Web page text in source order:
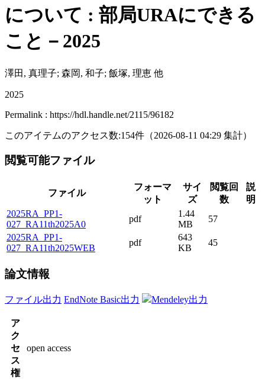
について : 部局URAにできる
こと－2025
澤田, 真理子; 森岡, 和子; 飯塚, 理恵 他
2025
Permalink : https://hdl.handle.net/2115/96182
このアイテムのアクセス数:154件 （2026-08-11 04:29 集計）
閲覧可能ファイル
ファイル
フォーマ
ット
サイ
ズ
閲覧回
数
説
明
2025RA_PP1-
027_RA11th2025A0
pdf
1.44
MB
57
2025RA_PP1-
027_RA11th2025WEB
pdf
643
KB
45
論文情報
ファイル出力 EndNote Basic出力 Mendeley出力
ア
ク
セ
ス
権
open access